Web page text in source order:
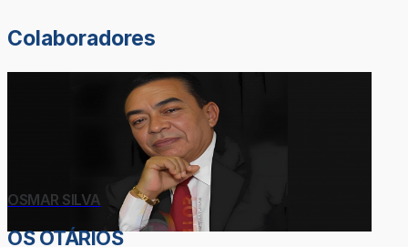
Colaboradores
OSMAR SILVA
OS OTÁRIOS